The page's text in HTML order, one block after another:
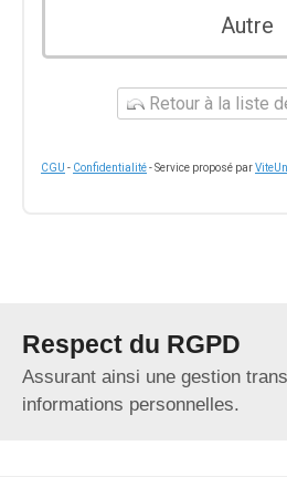
Autre
Retour à la liste
CGU - Confidentialité- Service proposé par
Respect du RGPD
Assurant ainsi une gestion
informations personnelles.